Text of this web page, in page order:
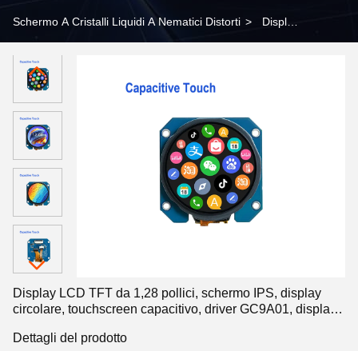
Schermo A Cristalli Liquidi A Nematici Distorti > Display
touchscreen capacitivo, driver GC9A01, display LCD a
segmenti, LCD a segmenti
Display LCD TFT da 1,28 pollici, schermo IPS, display
circolare, touchscreen capacitivo, driver GC9A01, display
Dettagli del prodotto